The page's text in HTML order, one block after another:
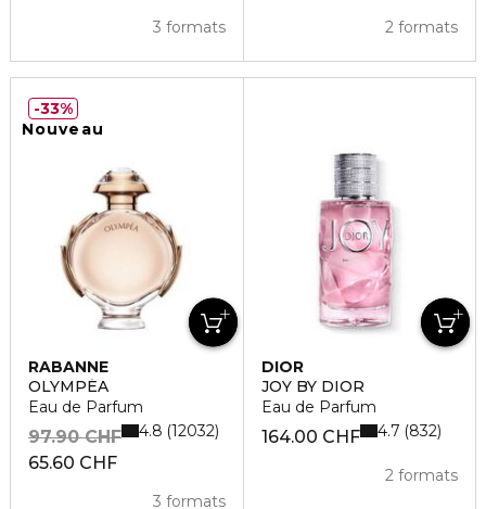
3 formats 2 formats
Nouveau
RABANNE
OLYMPÉA
Eau de Parfum
65.60 CHF
97.90 CHF
3 formats
4.8 12032
33%
DIOR
JOY BY DIOR
Eau de Parfum
164.00 CHF
2 formats
4.7 832